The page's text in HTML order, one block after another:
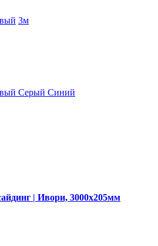
3м
Серый Синий
| Ивори, 3000х205мм